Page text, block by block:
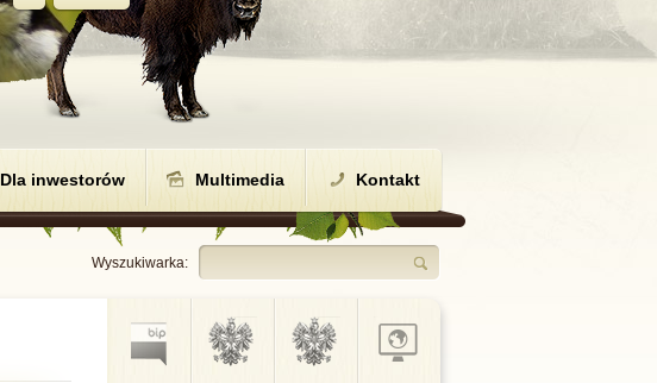
Dla inwestorów Multimedia Kontakt
Wyszukiwarka: